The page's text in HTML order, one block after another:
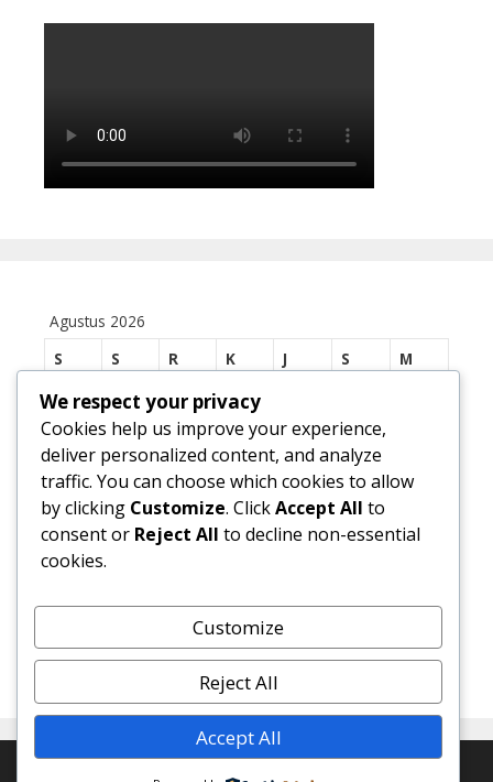
Agustus 2026
S
S R K J S
M
3
4 5 6 8
10
11 12 13 14 15
16
17
18 19 20 21 22
24
31
« Jul
© 2026 SMP Negeri 1 Margasari • Dibangun dengan
We respect your privacy
Cookies help us improve your experience,
deliver personalized content, and analyze
traffic. You can choose which cookies to allow
by clicking Customize. ClickAccept All to
consent or Reject All to decline non-essential
cookies.
Customize
Reject All
Accept All